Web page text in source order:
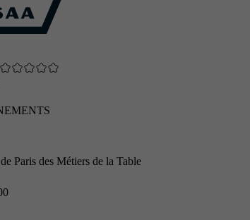
Paris des Métiers de la Table